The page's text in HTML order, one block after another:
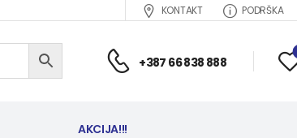
KONTAKT PODRŠKA
+387 66 838 888
AKCIJA!!!